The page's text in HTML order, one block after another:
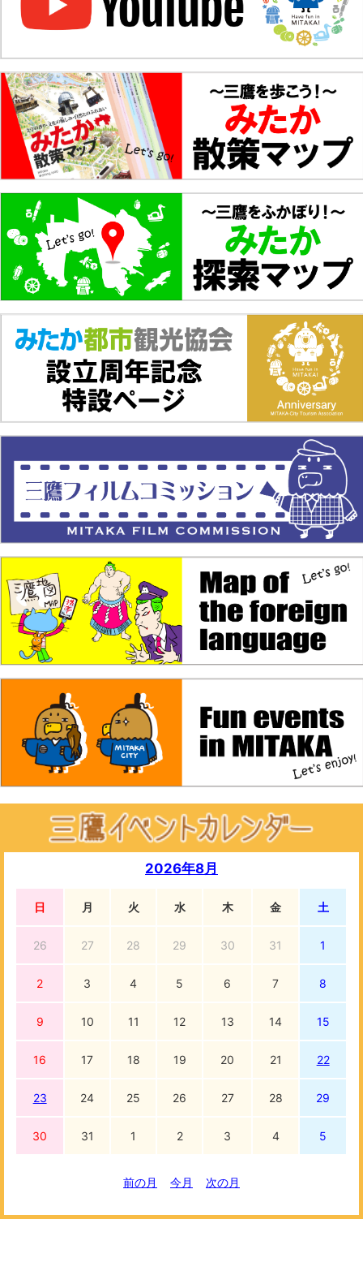
2026年8月
日 月 火 水 木 金 土
26 27 28 29 30 31 1
2 3 4 5 6 7 8
9 10 11 12 13 14 15
16 17 18 19 20 21 22
23 24 25 26 27 28 29
30 31 1 2 3 4 5
前の月 今月 次の月